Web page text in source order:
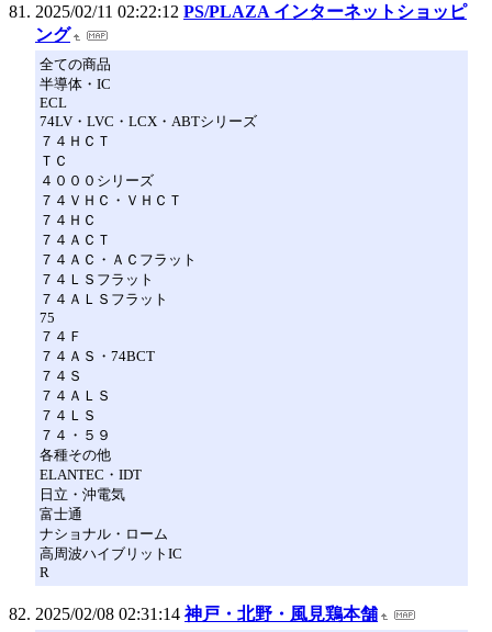
2025/02/11 02:22:12 PS/PLAZA インターネットショッピ
ング
全ての商品
半導体・IC
ECL
74LV・LVC・LCX・ABTシリーズ
７４ＨＣＴ
ＴＣ
４０００シリーズ
７４ＶＨＣ・ＶＨＣＴ
７４ＨＣ
７４ＡＣＴ
７４ＡＣ・ＡＣフラット
７４ＬＳフラット
７４ＡＬＳフラット
75
７４Ｆ
７４ＡＳ・74BCT
７４Ｓ
７４ＡＬＳ
７４ＬＳ
７４・５９
各種その他
ELANTEC・IDT
日立・沖電気
富士通
ナショナル・ローム
高周波ハイブリットIC
R
2025/02/08 02:31:14 神戸・北野・風見鶏本舗